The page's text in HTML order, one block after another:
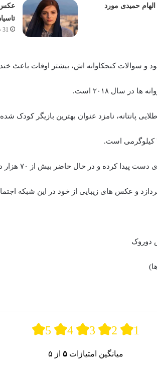
حمیدی مورد
عکس
31 خرداد 1405
و سوالات کنجکاوانه اش، بیشتر اوقات باعث
سال ۲۰۱۸ است.
پانتانه، نامزد عنوان بهترین بازیگر کودک
حاضر بیش از ۷۰ هزار دنبال کننده به خود جلب کرده است.
پردازد و عکس های زیبایی از خود در این شبکه
5 4 3 2 1
میانگین امتیازات ۵ از ۵